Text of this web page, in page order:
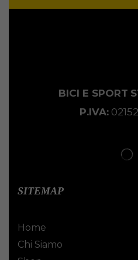
BICI E SPORT
P.IVA:
SITEMAP
Home
Chi Siamo